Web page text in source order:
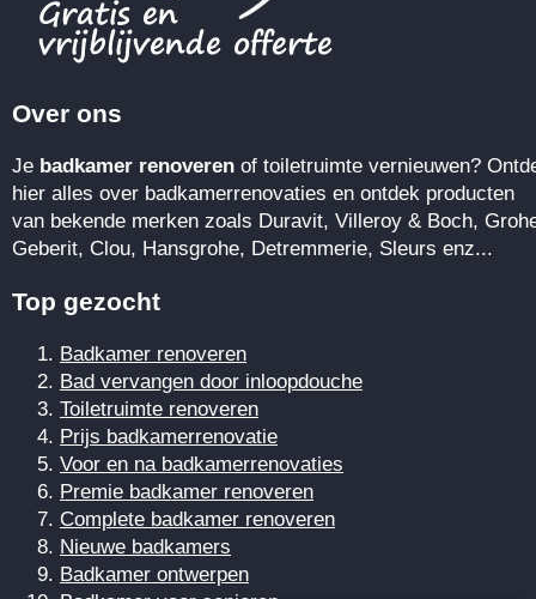
Over ons
Je badkamer renoveren of toiletruimte vernieuwen?
hier alles over badkamerrenovaties en ontdek producten
van bekende merken zoals Duravit, Villeroy & Boch,
Geberit, Clou, Hansgrohe, Detremmerie, Sleurs enz...
Top gezocht
Badkamer renoveren
Bad vervangen door inloopdouche
Toiletruimte renoveren
Prijs badkamerrenovatie
Voor en na badkamerrenovaties
Premie badkamer renoveren
Complete badkamer renoveren
Nieuwe badkamers
Badkamer ontwerpen